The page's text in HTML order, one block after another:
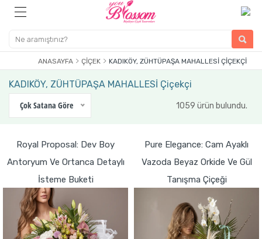
ANASAYFA ÇIÇEK KADIKÖY, ZÜHTÜPAŞA MAHALLESİ ÇIÇEKÇI
KADIKÖY, ZÜHTÜPAŞA MAHALLESİ Çiçekçi
Çok Satana Göre
1059 ürün bulundu.
Royal Proposal: Dev Boy
Antoryum Ve Ortanca Detaylı
İsteme Buketi
Pure Elegance: Cam Ayaklı
Vazoda Beyaz Orkide Ve Gül
Tanışma Çiçeği